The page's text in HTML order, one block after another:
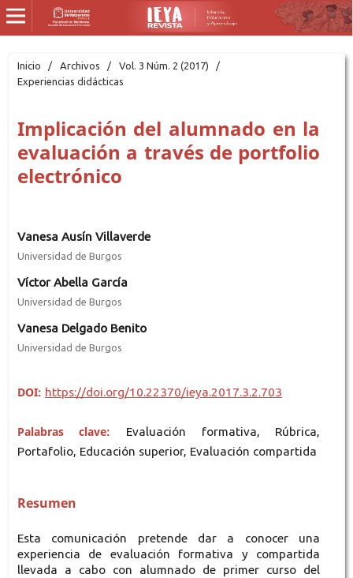
Inicio / Archivos / Vol. 3 Núm. 2 (2017)
/
Experiencias didácticas
Implicación del alumnado en la
evaluación a través de portfolio
electrónico
Vanesa Ausín Villaverde
Universidad de Burgos
Víctor Abella García
Universidad de Burgos
Vanesa Delgado Benito
Universidad de Burgos
DOI: https://doi.org/10.22370/ieya.2017.3.2.703
Palabras clave:
Evaluación formativa, Rúbrica,
Portafolio, Educación superior, Evaluación compartida
Resumen
Esta comunicación pretende dar a conocer una
experiencia de evaluación formativa y compartida
llevada a cabo con alumnado de primer curso del